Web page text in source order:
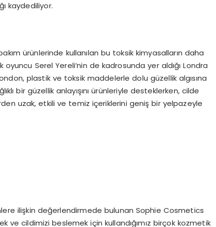
kaydediliyor.
ürünlerinde kullanılan bu toksik kimyasalların daha
oyuncu Serel Yereli’nin de kadrosunda yer aldığı Londra
plastik ve toksik maddelerle dolu güzellik algısına
bir güzellik anlayışını ürünleriyle desteklerken, cilde
uzak, etkili ve temiz içeriklerini geniş bir yelpazeyle
ilişkin değerlendirmede bulunan Sophie Cosmetics
ve cildimizi beslemek için kullandığımız birçok kozmetik